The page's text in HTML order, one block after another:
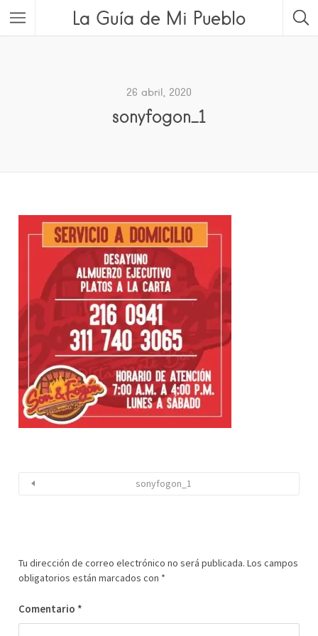
La Guía de Mi Pueblo
26 abril, 2020
sonyfogon_1
sonyfogon_1
Tu dirección de correo electrónico no será publicada. Los campos
obligatorios están marcados con *
Comentario *